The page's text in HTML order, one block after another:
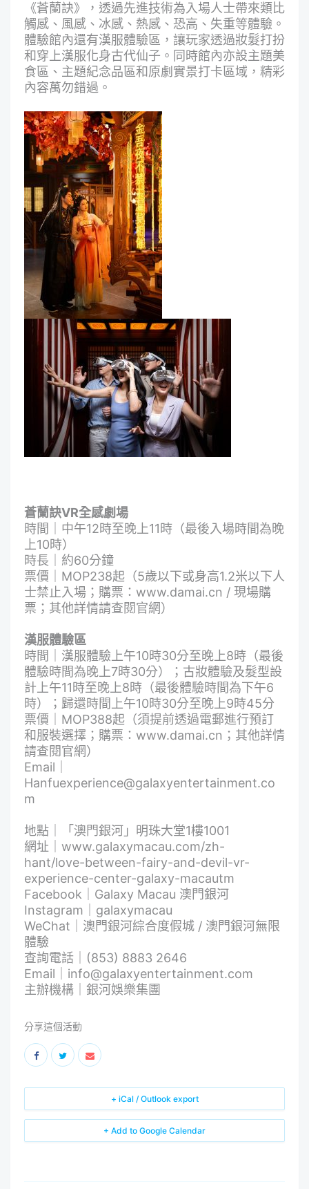
《蒼蘭訣》，透過先進技術為入場人士帶來類比
觸感、風感、冰感、熱感、恐高、失重等體驗。
體驗館內還有漢服體驗區，讓玩家透過妝髮打扮
和穿上漢服化身古代仙子。同時館內亦設主題美
食區、主題紀念品區和原劇實景打卡區域，精彩
內容萬勿錯過。
蒼蘭訣VR全感劇場
時間｜中午12時至晚上11時（最後入場時間為晚
上10時）
時長｜約60分鐘
票價｜MOP238起（5歲以下或身高1.2米以下人
士禁止入場；購票： www.damai.cn / 現場購
票；其他詳情請查閱官網）
漢服體驗區
時間｜漢服體驗上午10時30分至晚上8時（最後
體驗時間為晚上7時30分）；古妝體驗及髮型設
計上午11時至晚上8時（最後體驗時間為下午6
時）；歸還時間上午10時30分至晚上9時45分
票價｜MOP388起（須提前透過電郵進行預訂
和服裝選擇；購票： www.damai.cn ；其他詳情
請查閱官網）
Email｜
Hanfuexperience@galaxyentertainment.co
m
地點｜「澳門銀河」明珠大堂1樓1001
網址｜ www.galaxymacau.com/zh-
hant/love-between-fairy-and-devil-vr-
experience-center-galaxy-macautm
Facebook｜ Galaxy Macau 澳門銀河
Instagram｜galaxymacau
WeChat｜澳門銀河綜合度假城 / 澳門銀河無限
體驗
查詢電話｜(853) 8883 2646
Email｜ info@galaxyentertainment.com
主辦機構｜銀河娛樂集團
分享這個活動
+ Add to Google Calendar
+ iCal / Outlook export